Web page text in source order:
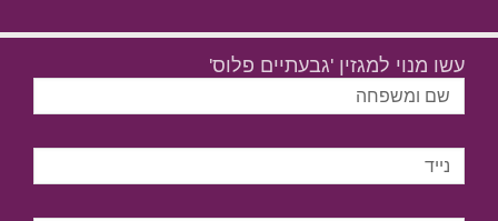
עשו מנוי למגזין 'גבעתיים פלוס'